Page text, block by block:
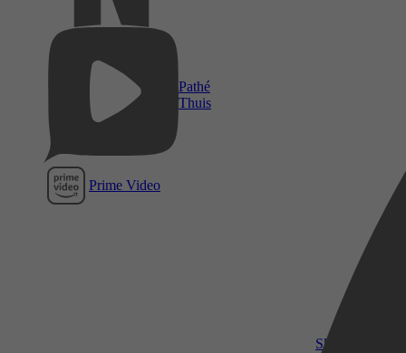
Pathé
Thuis
Prime Video
SkyShowtime